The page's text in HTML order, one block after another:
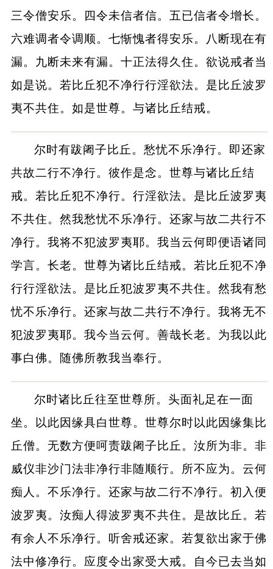
三令僧安乐。四令未信者信。五已信者令增长。
六难调者令调顺。七惭愧者得安乐。八断现在有
漏。九断未来有漏。十正法得久住。欲说戒者当
如是说。若比丘犯不净行行淫欲法。是比丘波罗
夷不共住。如是世尊。与诸比丘结戒。
尔时有跋阇子比丘。愁忧不乐净行。即还家
共故二行不净行。彼作是念。世尊与诸比丘结
戒。若比丘犯不净行。行淫欲法。是比丘波罗夷
不共住。然我愁忧不乐净行。还家与故二共行不
净行。我将不犯波罗夷耶。我当云何即便语诸同
学言。长老。世尊为诸比丘结戒。若比丘犯不净
行行淫欲法。是比丘犯波罗夷不共住。然我有愁
忧不乐净行。还家与故二共行不净行。我将无不
犯波罗夷耶。我今当云何。善哉长老。为我以此
事白佛。随佛所教我当奉行。
尔时诸比丘往至世尊所。头面礼足在一面
坐。以此因缘具白世尊。世尊尔时以此因缘集比
丘僧。无数方便呵责跋阇子比丘。汝所为非。非
威仪非沙门法非净行非随顺行。所不应为。云何
痴人。不乐净行。还家与故二行不净行。初入便
波罗夷。汝痴人得波罗夷不共住。是故比丘。若
有余人不乐净行。听舍戒还家。若复欲出家于佛
法中修净行。应度令出家受大戒。自今已去当如